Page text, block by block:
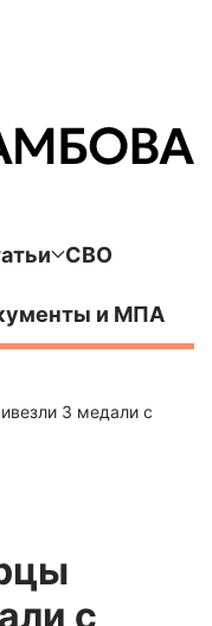
СВО
и МПА
3 медали с
с